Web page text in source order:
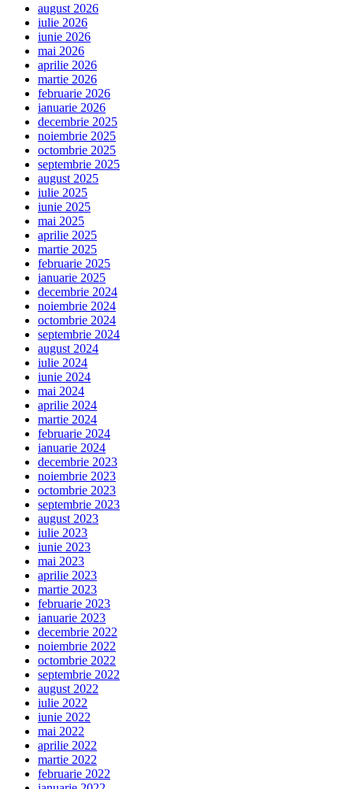
august 2026
iulie 2026
iunie 2026
mai 2026
aprilie 2026
martie 2026
februarie 2026
ianuarie 2026
decembrie 2025
noiembrie 2025
octombrie 2025
septembrie 2025
august 2025
iulie 2025
iunie 2025
mai 2025
aprilie 2025
martie 2025
februarie 2025
ianuarie 2025
decembrie 2024
noiembrie 2024
octombrie 2024
septembrie 2024
august 2024
iulie 2024
iunie 2024
mai 2024
aprilie 2024
martie 2024
februarie 2024
ianuarie 2024
decembrie 2023
noiembrie 2023
octombrie 2023
septembrie 2023
august 2023
iulie 2023
iunie 2023
mai 2023
aprilie 2023
martie 2023
februarie 2023
ianuarie 2023
decembrie 2022
noiembrie 2022
octombrie 2022
septembrie 2022
august 2022
iulie 2022
iunie 2022
mai 2022
aprilie 2022
martie 2022
februarie 2022